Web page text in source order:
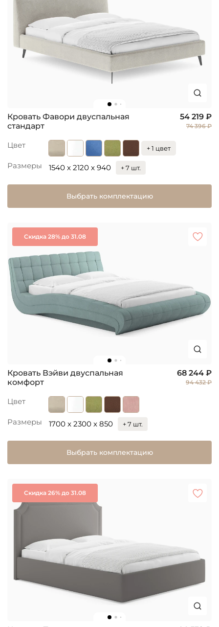
Кровать Фавори двуспальная
стандарт
54 219 ₽
74 396 ₽
Цвет + 1 цвет
Размеры 1540 x 2120 x 940 + 7 шт.
Выбрать комплектацию
Скидка 28% до 31.08
Кровать Вэйви двуспальная
комфорт
68 244 ₽
94 432 ₽
Цвет
Размеры 1700 x 2300 x 850 + 7 шт.
Выбрать комплектацию
Скидка 26% до 31.08